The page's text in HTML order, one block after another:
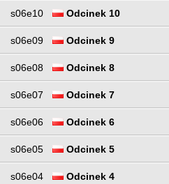
s06e10 Odcinek 10
s06e09 Odcinek 9
s06e08 Odcinek 8
s06e07 Odcinek 7
s06e06 Odcinek 6
s06e05 Odcinek 5
s06e04 Odcinek 4